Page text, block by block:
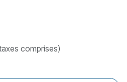
comprises)